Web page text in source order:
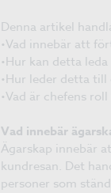
Denna artikel
•Vad innebär att
•Hur kan detta
•Hur leder detta
•Vad är chefens
Vad innebär
Ägarskap innebär
kundresan. Det
personer som